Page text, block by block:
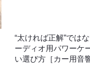
“太ければ正解”では
ーディオ用パワーケ
い選び方［カー用音